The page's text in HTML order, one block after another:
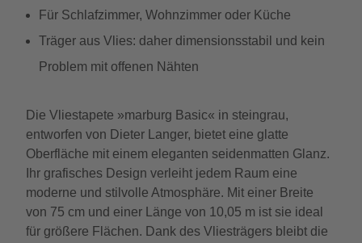
Für Schlafzimmer, Wohnzimmer oder Küche
Träger aus Vlies: daher dimensionsstabil und kein
Problem mit offenen Nähten
Die Vliestapete »marburg Basic« in steingrau,
entworfen von Dieter Langer, bietet eine glatte
Oberfläche mit einem eleganten seidenmatten Glanz.
Ihr grafisches Design verleiht jedem Raum eine
moderne und stilvolle Atmosphäre. Mit einer Breite
von 75 cm und einer Länge von 10,05 m ist sie ideal
für größere Flächen. Dank des Vliesträgers bleibt die